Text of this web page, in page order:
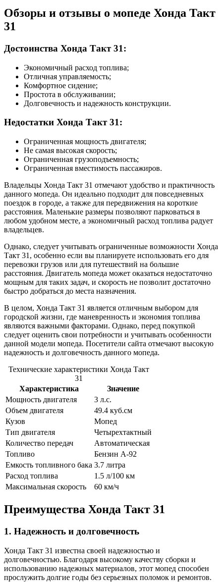
Обзоры и отзывы о мопеде Хонда Такт
31
Достоинства Хонда Такт 31:
Экономичный расход топлива;
Отличная управляемость;
Комфортное сидение;
Простота в обслуживании;
Долговечность и надежность конструкции.
Недостатки Хонда Такт 31:
Ограниченная мощность двигателя;
Не самая высокая скорость;
Ограниченная грузоподъемность;
Ограниченная вместимость пассажиров.
Владельцы Хонда Такт 31 отмечают удобство и практичность
данного мопеда. Он идеально подходит для повседневных
поездок в городе, а также для передвижения на короткие
расстояния. Маленькие размеры позволяют парковаться в
любом удобном месте, а экономичный расход топлива радует
владельцев.
Однако, следует учитывать ограниченные возможности Хонда
Такт 31, особенно если вы планируете использовать его для
перевозки грузов или для путешествий на большие
расстояния. Двигатель мопеда может оказаться недостаточно
мощным для таких задач, и скорость не позволит достаточно
быстро добраться до места назначения.
В целом, Хонда Такт 31 является отличным выбором для
городской жизни, где маневренность и экономия топлива
являются важными факторами. Однако, перед покупкой
следует оценить свои потребности и учитывать особенности
данной модели мопеда. Посетители сайта отмечают высокую
надежность и долговечность данного мопеда.
Технические характеристики Хонда Такт
31
Характеристика
Значение
Мощность двигателя
3 л.с.
Объем двигателя
49.4 куб.см
Кузов
Мопед
Тип двигателя
Четырехтактный
Количество передач
Автоматическая
Топливо
Бензин А-92
Емкость топливного бака 3.7 литра
Расход топлива
1.5 л/100 км
Максимальная скорость
60 км/ч
Преимущества Хонда Такт 31
1. Надежность и долговечность
Хонда Такт 31 известна своей надежностью и
долговечностью. Благодаря высокому качеству сборки и
использованию надежных материалов, этот мопед способен
прослужить долгие годы без серьезных поломок и ремонтов.